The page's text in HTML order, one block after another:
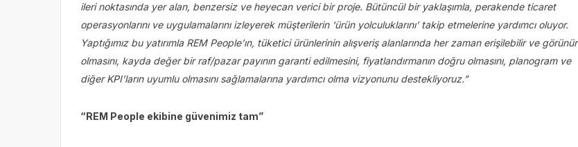
ileri noktasında yer alan, benzersiz ve heyecan verici bir proje. Bütüncül bir yaklaşımla, perakende ticaret
operasyonlarını ve uygulamalarını izleyerek müşterilerin ‘ürün yolculuklarını’ takip etmelerine yardımcı oluyor.
Yaptığımız bu yatırımla REM People’ın, tüketici ürünlerinin alışveriş alanlarında her zaman erişilebilir ve görünür
olmasını, kayda değer bir raf/pazar payının garanti edilmesini, fiyatlandırmanın doğru olmasını, planogram ve
diğer KPI’ların uyumlu olmasını sağlamalarına yardımcı olma vizyonunu destekliyoruz.”
“REM People ekibine güvenimiz tam”